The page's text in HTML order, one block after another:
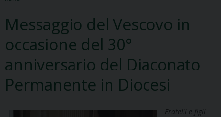
Messaggio del Vescovo in
occasione del 30°
anniversario del Diaconato
Permanente in Diocesi
Fratelli e figli